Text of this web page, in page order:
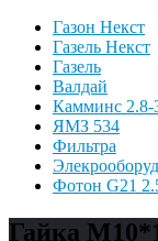
Газон Некст
Газель Некст
Газель
Валдай
Камминс 2.8-
ЯМЗ 534
Фильтра
Фотон G21
Гайка